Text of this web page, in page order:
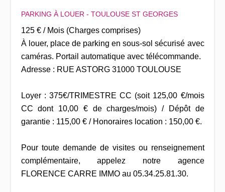
PARKING À LOUER - TOULOUSE ST GEORGES
125 € / Mois (Charges comprises)
À louer, place de parking en sous-sol sécurisé avec
caméras. Portail automatique avec télécommande.
Adresse : RUE ASTORG 31000 TOULOUSE
Loyer : 375€/TRIMESTRE CC (soit 125,00 €/mois
CC dont 10,00 € de charges/mois) / Dépôt de
garantie : 115,00 € / Honoraires location : 150,00 €.
Pour toute demande de visites ou renseignement
complémentaire, appelez notre agence
FLORENCE CARRE IMMO au 05.34.25.81.30.